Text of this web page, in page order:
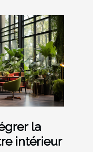
la
intérieur